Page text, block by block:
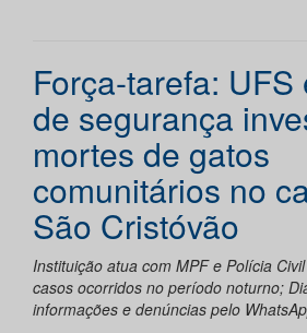
Força-tarefa: UFS
de segurança
mortes de gatos
comunitários no
São Cristóvão
Instituição atua com MPF e Polícia
casos ocorridos no período noturno;
informações e denúncias pelo